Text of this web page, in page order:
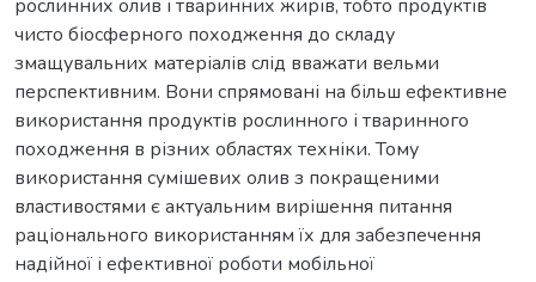
рослинних олив і тваринних жирів, тобто продуктів
чисто біосферного походження до складу
змащувальних матеріалів слід вважати вельми
перспективним. Вони спрямовані на більш ефективне
використання продуктів рослинного і тваринного
походження в різних областях техніки. Тому
використання сумішевих олив з покращеними
властивостями є актуальним вирішення питання
раціонального використанням їх для забезпечення
надійної і ефективної роботи мобільної